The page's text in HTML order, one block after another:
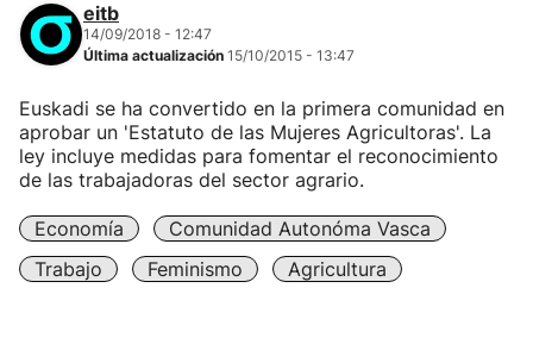
eitb
14/09/2018 - 12:47
Última actualización 15/10/2015 - 13:47
Euskadi se ha convertido en la primera comunidad en
aprobar un 'Estatuto de las Mujeres Agricultoras'. La
ley incluye medidas para fomentar el reconocimiento
de las trabajadoras del sector agrario.
Economía
Comunidad Autonóma Vasca
Trabajo
Feminismo Agricultura